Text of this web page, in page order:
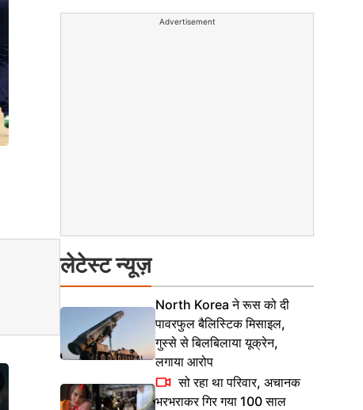
Advertisement
लेटेस्ट न्यूज़
North Korea ने रूस को दी
पावरफुल बैलिस्टिक मिसाइल,
गुस्से से बिलबिलाया यूक्रेन,
लगाया आरोप
सो रहा था परिवार, अचानक
भरभराकर गिर गया 100 साल